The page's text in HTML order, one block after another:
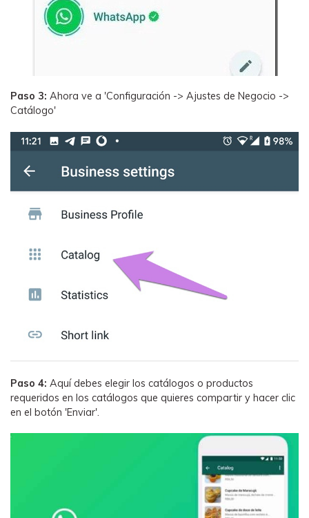
Paso 3: Ahora ve a 'Configuración -> Ajustes de Negocio ->
Catálogo'
Paso 4: Aquí debes elegir los catálogos o productos
requeridos en los catálogos que quieres compartir y hacer clic
en el botón 'Enviar'.